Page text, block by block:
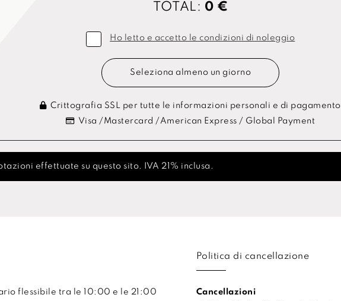
TOTAL: 0 €
Ho letto e accetto le condizioni di noleggio
Seleziona almeno un giorno
Crittografia SSL per tutte le informazioni personali e di pagamento
Visa /Mastercard /American Express / Global Payment
effettuate su questo sito. IVA 21% inclusa.
flessibile tra le 10:00 e le 21:00
Politica di cancellazione
Cancellazioni